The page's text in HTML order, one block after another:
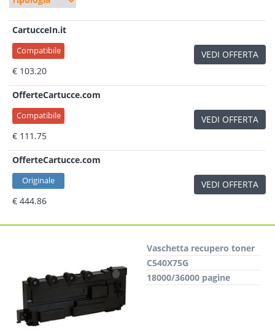
CartucceIn.it
Compatibile
€ 103.20
VEDI OFFERTA
OfferteCartucce.com
Compatibile
€ 111.75
VEDI OFFERTA
OfferteCartucce.com
Originale
€ 444.86
VEDI OFFERTA
Vaschetta recupero toner
C540X75G
18000/36000 pagine